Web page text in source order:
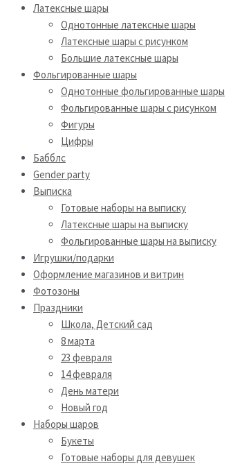
Латексные шары
Однотонные латексные шары
Латексные шары с рисунком
Большие латексные шары
Фольгированные шары
Однотонные фольгированные шары
Фольгированные шары с рисунком
Фигуры
Цифры
Бабблс
Gender party
Выписка
Готовые наборы на выписку
Латексные шары на выписку
Фольгированные шары на выписку
Игрушки/подарки
Оформление магазинов и витрин
Фотозоны
Праздники
Школа, Детский сад
8 марта
23 февраля
14 февраля
День матери
Новый год
Наборы шаров
Букеты
Готовые наборы для девушек